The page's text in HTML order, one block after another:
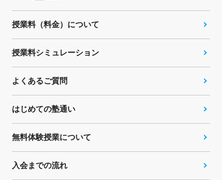
授業料（料金）について
授業料シミュレーション
よくあるご質問
はじめての塾通い
無料体験授業について
入会までの流れ